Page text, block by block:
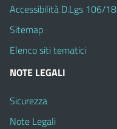
Accessibilità D.Lgs 106/18
Sitemap
Elenco siti tematici
NOTE LEGALI
Sicurezza
Note Legali